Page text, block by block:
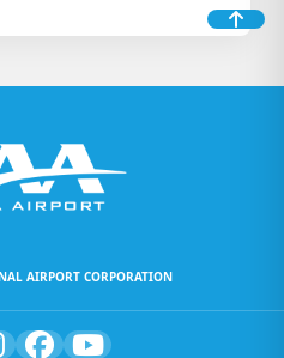
AIRPORT CORPORATION